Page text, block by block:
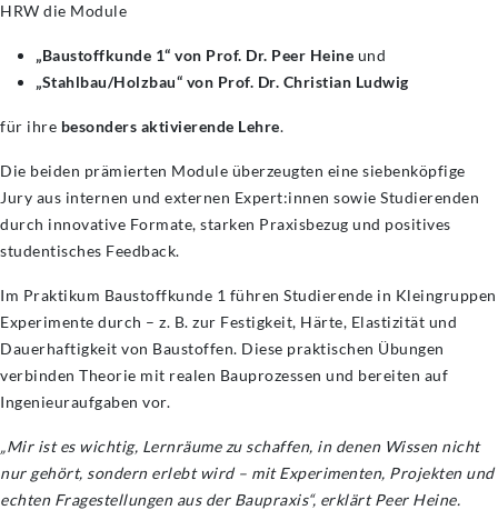
HRW die Module
„Baustoffkunde 1“ von Prof. Dr. Peer Heine und
„Stahlbau/Holzbau“ von Prof. Dr. Christian Ludwig
für ihre besonders aktivierende Lehre.
Die beiden prämierten Module überzeugten eine siebenköpfige
Jury aus internen und externen Expert:innen sowie Studierenden
durch innovative Formate, starken Praxisbezug und positives
studentisches Feedback.
Im Praktikum Baustoffkunde 1 führen Studierende in Kleingruppen
Experimente durch – z. B. zur Festigkeit, Härte, Elastizität und
Dauerhaftigkeit von Baustoffen. Diese praktischen Übungen
verbinden Theorie mit realen Bauprozessen und bereiten auf
Ingenieuraufgaben vor.
„Mir ist es wichtig, Lernräume zu schaffen, in denen Wissen nicht
nur gehört, sondern erlebt wird – mit Experimenten, Projekten und
echten Fragestellungen aus der Baupraxis“, erklärt Peer Heine.